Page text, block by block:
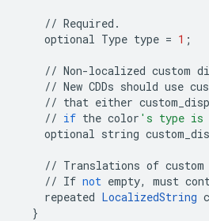
// Required .
optional Type type = 1 ;
// Non-localized custom
// New CDDs should use
// that either
// if the color 's type is
optional string
// Translations of custom
// If not empty, must
repeated LocalizedString
}